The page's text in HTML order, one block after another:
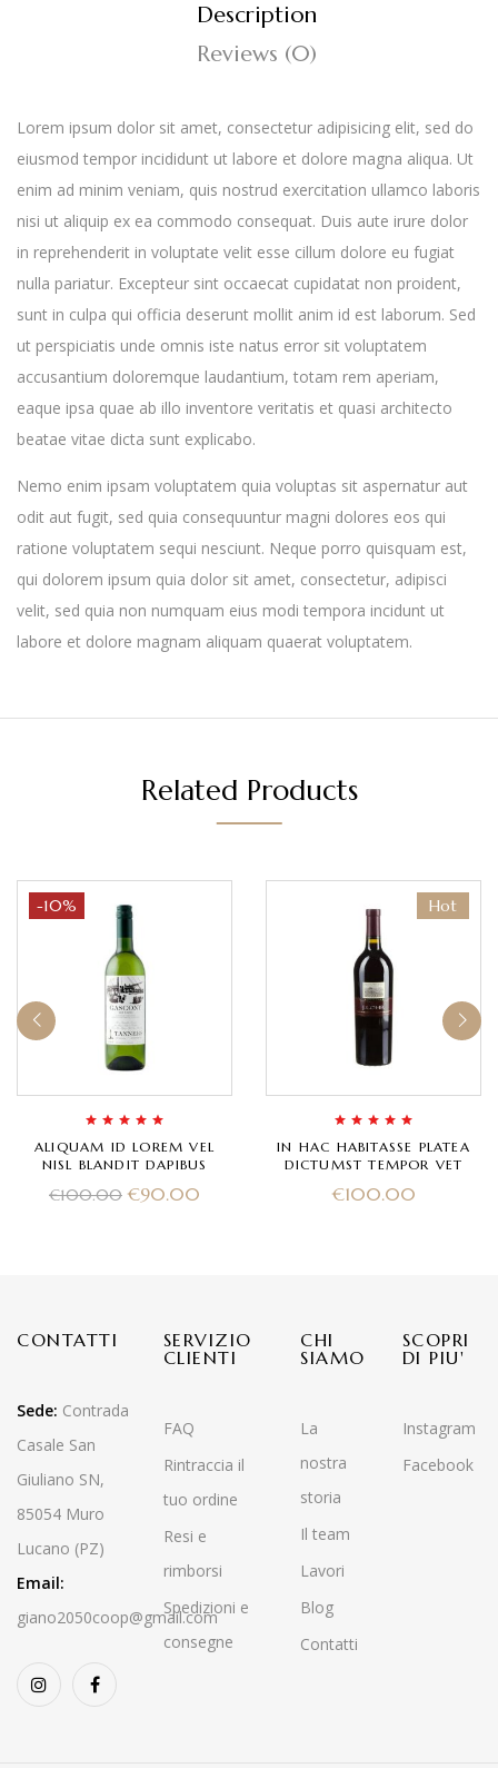
Description
Reviews (0)
Lorem ipsum dolor sit amet, consectetur adipisicing elit, sed do
eiusmod tempor incididunt ut labore et dolore magna aliqua. Ut
enim ad minim veniam, quis nostrud exercitation ullamco laboris
nisi ut aliquip ex ea commodo consequat. Duis aute irure dolor
in reprehenderit in voluptate velit esse cillum dolore eu fugiat
nulla pariatur. Excepteur sint occaecat cupidatat non proident,
sunt in culpa qui officia deserunt mollit anim id est laborum. Sed
ut perspiciatis unde omnis iste natus error sit voluptatem
accusantium doloremque laudantium, totam rem aperiam,
eaque ipsa quae ab illo inventore veritatis et quasi architecto
beatae vitae dicta sunt explicabo.
Nemo enim ipsam voluptatem quia voluptas sit aspernatur aut
odit aut fugit, sed quia consequuntur magni dolores eos qui
ratione voluptatem sequi nesciunt. Neque porro quisquam est,
qui dolorem ipsum quia dolor sit amet, consectetur, adipisci
velit, sed quia non numquam eius modi tempora incidunt ut
labore et dolore magnam aliquam quaerat voluptatem.
Related Products
-10%
Rated5.00out
of 5
ALIQUAM ID LOREM VEL
NISL BLANDIT DAPIBUS
€100.00 €90.00
Hot
Rated5.00out
of 5
IN HAC HABITASSE PLATEA
DICTUMST TEMPOR VET
€100.00
CONTATTI
Sede: Contrada
Casale San
Giuliano SN,
85054 Muro
Lucano (PZ)
Email:
giano2050coop@gmail.com
SERVIZIO
CLIENTI
FAQ
Rintraccia il
tuo ordine
Resi e
rimborsi
Spedizioni e
consegne
CHI
SIAMO
La
nostra
storia
Il team
Lavori
Blog
Contatti
SCOPRI
DI PIU'
Instagram
Facebook